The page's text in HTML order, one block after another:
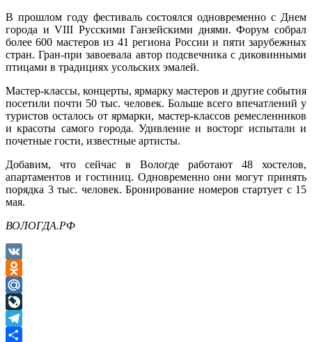
В прошлом году фестиваль состоялся одновременно с Днем
города и VIII Русскими Ганзейскими днями. Форум собрал
более 600 мастеров из 41 региона России и пяти зарубежных
стран. Гран-при завоевала автор подсвечника с диковинными
птицами в традициях усольских эмалей.
Мастер-классы, концерты, ярмарку мастеров и другие события
посетили почти 50 тыс. человек. Больше всего впечатлений у
туристов осталось от ярмарки, мастер-классов ремесленников
и красоты самого города. Удивление и восторг испытали и
почетные гости, известные артисты.
Добавим, что сейчас в Вологде работают 48 хостелов,
апартаментов и гостиниц. Одновременно они могут принять
порядка 3 тыс. человек. Бронирование номеров стартует с 15
мая.
ВОЛОГДА.РФ
VK
Odnoklassniki
Mail.Ru
LiveJournal
Telegram